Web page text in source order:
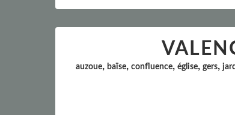
auzoue, baïse, confluence, église, gers,